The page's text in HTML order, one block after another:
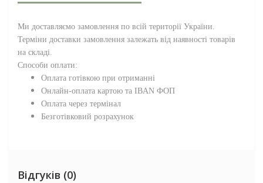
Ми доставляємо замовлення по всій території України.
Терміни доставки замовлення залежать від наявності товарів
на складі.
Способи оплати:
Оплата готівкою при отриманні
Онлайн-оплата картою та IBAN ФОП
Оплата через термінал
Безготівковий розрахунок
Відгуків (0)